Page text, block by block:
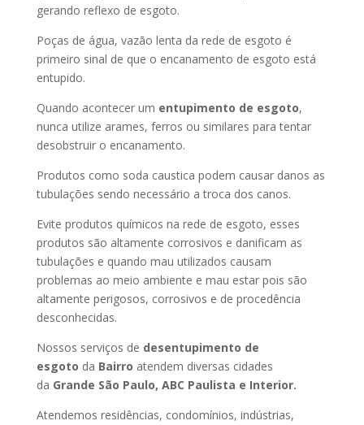
gerando reflexo de esgoto.
Poças de água, vazão lenta da rede de esgoto é
primeiro sinal de que o encanamento de esgoto está
entupido.
Quando acontecer um entupimento de esgoto,
nunca utilize arames, ferros ou similares para tentar
desobstruir o encanamento.
Produtos como soda caustica podem causar danos as
tubulações sendo necessário a troca dos canos.
Evite produtos químicos na rede de esgoto, esses
produtos são altamente corrosivos e danificam as
tubulações e quando mau utilizados causam
problemas ao meio ambiente e mau estar pois são
altamente perigosos, corrosivos e de procedência
desconhecidas.
Nossos serviços de desentupimento de
esgoto da Bairro atendem diversas cidades
da Grande São Paulo, ABC Paulista e Interior.
Atendemos residências, condomínios, indústrias,